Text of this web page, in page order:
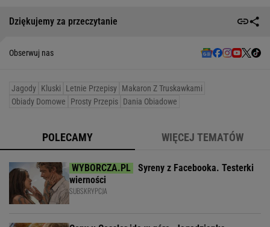
Dziękujemy za przeczytanie
Obserwuj nas
Jagody Kluski Letnie Przepisy Makaron Z Truskawkami
Obiady Domowe
Prosty Przepis Dania Obiadowe
POLECAMY WIĘCEJ TEMATÓW
Syreny z Facebooka. Testerki
wierności
SUBSKRYPCJA